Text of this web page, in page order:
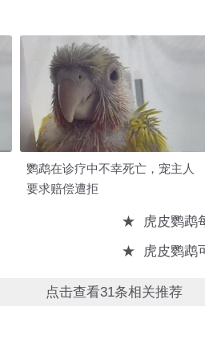
鹦鹉在诊疗中不幸死亡，宠主人
要求赔偿遭拒
★
虎皮鹦鹉
★ 虎皮鹦鹉
点击查看31条相关推荐